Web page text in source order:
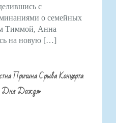
с
о семейных
Тиммой, Анна
на новую […]
Причина Срыва Концерта
Дня Дождя»